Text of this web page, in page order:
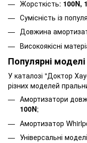
Жорсткість: 100N,
Сумісність із
Довжина
Високоякісні
Популярні
У каталозі "Доктор
різних моделей
Амортизатори
100N;
Амортизатор
Універсальні